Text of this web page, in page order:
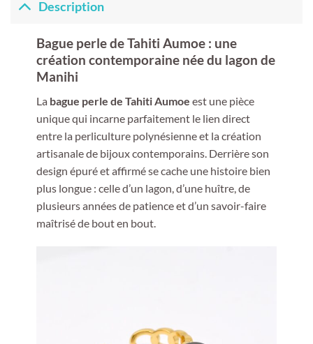
Description
Bague perle de Tahiti Aumoe : une
création contemporaine née du lagon de
Manihi
La bague perle de Tahiti Aumoe est une pièce
unique qui incarne parfaitement le lien direct
entre la perliculture polynésienne et la création
artisanale de bijoux contemporains. Derrière son
design épuré et affirmé se cache une histoire bien
plus longue : celle d’un lagon, d’une huître, de
plusieurs années de patience et d’un savoir-faire
maîtrisé de bout en bout.